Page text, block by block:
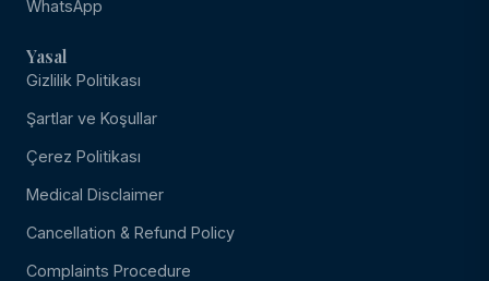
WhatsApp
Yasal
Gizlilik Politikası
Şartlar ve Koşullar
Çerez Politikası
Medical Disclaimer
Cancellation & Refund Policy
Complaints Procedure